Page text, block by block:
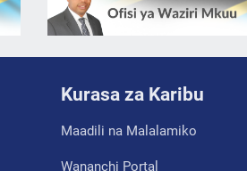
Kurasa za Karibu
Maadili na Malalamiko
Wananchi Portal